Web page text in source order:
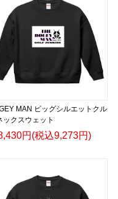
MAN ビッグシルエットクル
ックスウェット
円(税込9,273円)